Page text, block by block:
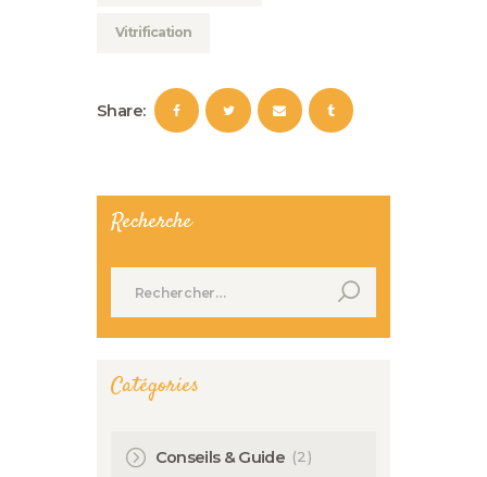
Vitrification
Share:
Recherche
Catégories
Conseils & Guide (2)